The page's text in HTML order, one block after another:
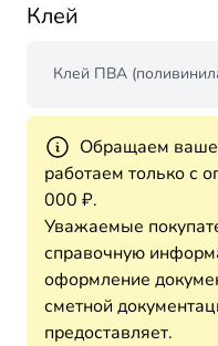
Клей
Клей ПВА
Обращаем
работаем только с
000 ₽.
Уважаемые
справочную
оформление
сметной
предоставляет.